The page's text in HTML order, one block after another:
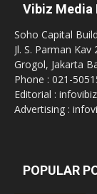
Vibiz Media
Soho Capital
Jl. S. Parman Kav
Grogol, Jakarta
Phone : 021-
Editorial :
Advertising :
POPULAR